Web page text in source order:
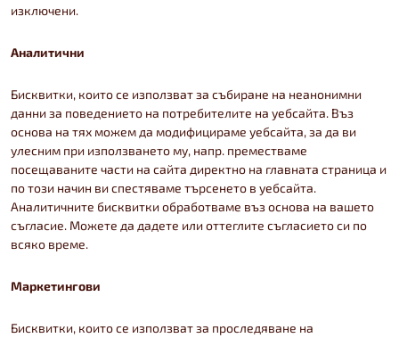
изключени.
Аналитични
Бисквитки, които се използват за събиране на неанонимни
данни за поведението на потребителите на уебсайта. Въз
основа на тях можем да модифицираме уебсайта, за да ви
улесним при използването му, напр. преместваме
посещаваните части на сайта директно на главната страница и
по този начин ви спестяваме търсенето в уебсайта.
Аналитичните бисквитки обработваме въз основа на вашето
съгласие. Можете да дадете или оттеглите съгласието си по
всяко време.
Маркетингови
Бисквитки, които се използват за проследяване на